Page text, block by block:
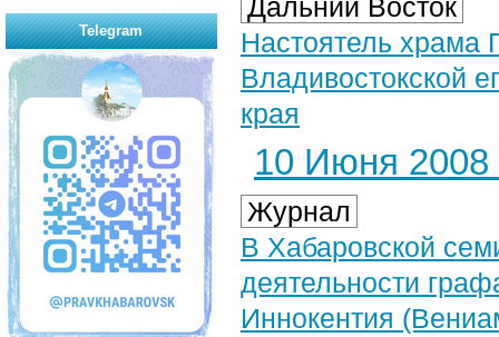
Дальний Восток
Настоятель храма
Владивостокской
края
10 Июня 2008
Журнал
В Хабаровской
деятельности
Иннокентия
Telegram